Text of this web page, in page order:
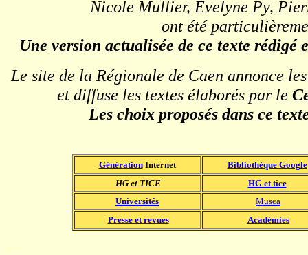
Nicole Mullier, Evelyne Py,
ont été
Une version actualisée de ce texte rédigé
Le site de la Régionale de Caen annonce
et diffuse les textes élaborés par le
Les choix proposés dans ce
GénérationInternet
Bibliothèque Google
HG et TICE
HG et tice
Universités
Musea
Presse et revues
Académies